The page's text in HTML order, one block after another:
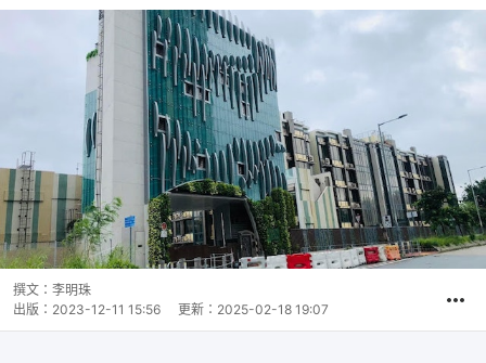
撰文： 李明珠
出版： 2023-12-11 15:56 更新： 2025-02-18 19:07